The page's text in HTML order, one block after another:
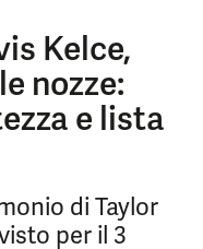
Kelce,
nozze:
e lista
di Taylor
per il 3